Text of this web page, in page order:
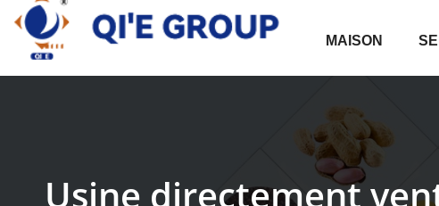
Skip
content
MAISON
Usine directement